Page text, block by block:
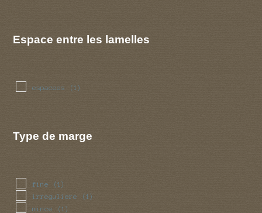
Espace entre les lamelles
espacees (1)
Type de marge
fine (1)
irreguliere (1)
mince (1)